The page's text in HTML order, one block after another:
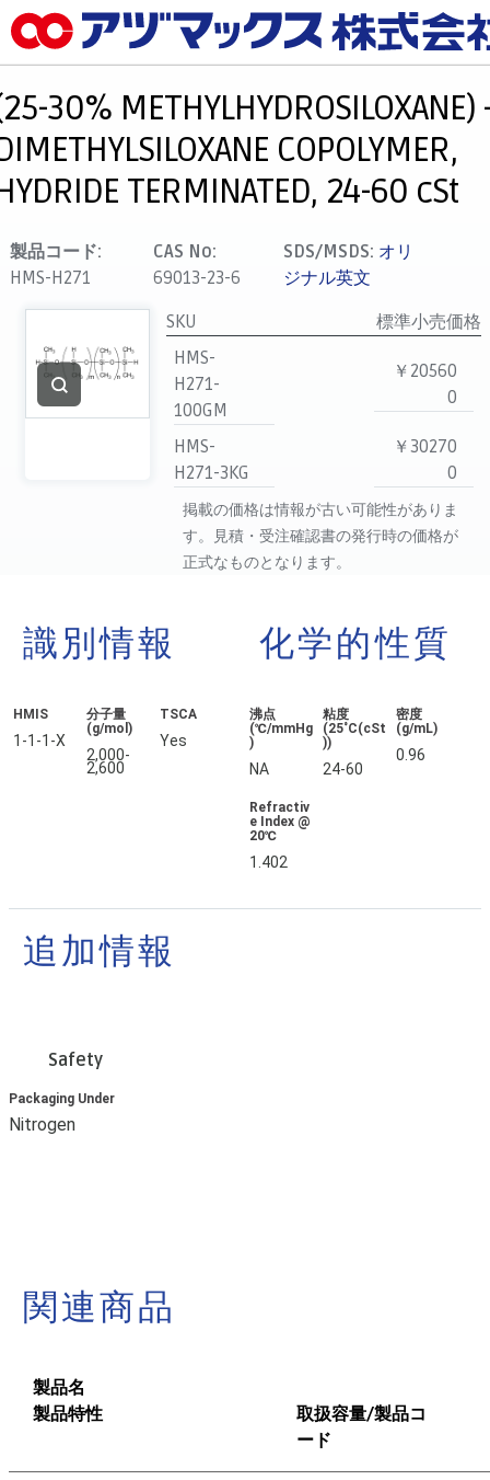
メニュー
お気に入り
カート
マイアカウント
主要取扱ブランド
代理店一覧
製品検索
見積発行
30% METHYLHYDROSILOXANE)
COPOLYMER,
TERMINATED, 24-60 cSt
製品コード:
HMS-H271
CAS No:
69013-23-6
SDS/MSDS: オリ
ジナル英文
SKU
標準小売価格
HMS-
H271-
100GM
￥20560
0
HMS-
H271-3KG
￥30270
0
掲載の価格は情報が古い可能性がありま
す。見積・受注確認書の発行時の価格が
正式なものとなります。
識別情報
HMIS
1-1-1-X
分子量
(g/mol)
2,000-
2,600
TSCA
Yes
化学的性質
沸点
(℃/mmHg
)
NA
粘度
(25˚C(cSt
))
24-60
密度
(g/mL)
0.96
Refractiv
e Index @
20℃
1.402
追加情報
Safety
Packaging Under
Nitrogen
関連商品
製品名
製品特性
取扱容量/製品コ
ード